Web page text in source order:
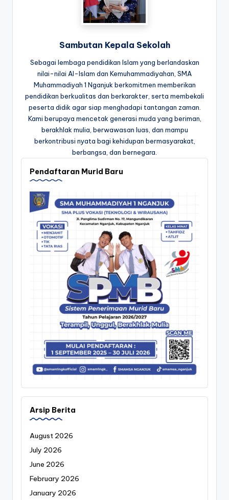
Sambutan Kepala Sekolah
Sebagai lembaga pendidikan Islam yang berlandaskan
nilai-nilai Al-Islam dan Kemuhammadiyahan, SMA
Muhammadiyah 1 Nganjuk berkomitmen memberikan
pendidikan berkualitas dan berkarakter, serta membekali
peserta didik agar siap menghadapi tantangan zaman.
Kami berupaya mencetak generasi muda yang beriman,
berakhlak mulia, berwawasan luas, dan mampu
berkontribusi nyata bagi kehidupan bermasyarakat,
berbangsa, dan bernegara.
Pendaftaran Murid Baru
Arsip Berita
August 2026
July 2026
June 2026
February 2026
January 2026